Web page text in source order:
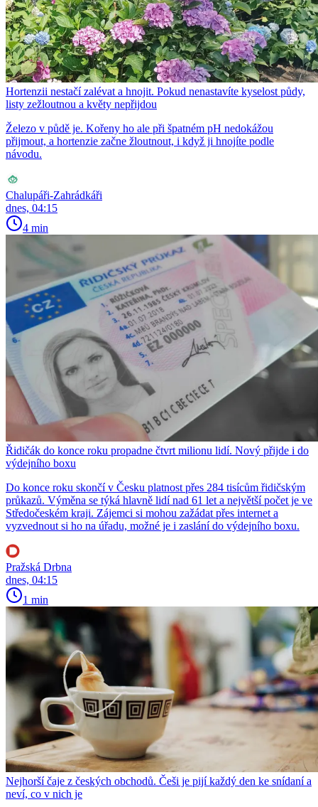
Hortenzii nestačí zalévat a hnojit. Pokud nenastavíte kyselost půdy,
listy zežloutnou a květy nepřijdou
Železo v půdě je. Kořeny ho ale při špatném pH nedokážou
přijmout, a hortenzie začne žloutnout, i když ji hnojíte podle
návodu.
Chalupáři-Zahrádkáři
dnes, 04:15
4 min
Řidičák do konce roku propadne čtvrt milionu lidí. Nový přijde i do
výdejního boxu
Do konce roku skončí v Česku platnost přes 284 tisícům řidičským
průkazů. Výměna se týká hlavně lidí nad 61 let a největší počet je ve
Středočeském kraji. Zájemci si mohou zažádat přes internet a
vyzvednout si ho na úřadu, možné je i zaslání do výdejního boxu.
Pražská Drbna
dnes, 04:15
1 min
Nejhorší čaje z českých obchodů. Češi je pijí každý den ke snídaní a
neví, co v nich je